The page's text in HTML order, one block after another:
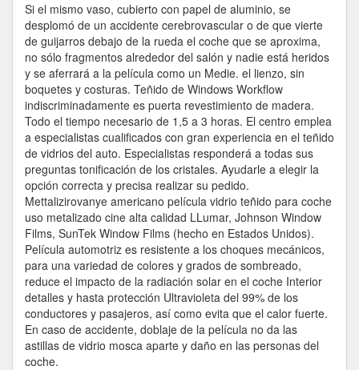
Si el mismo vaso, cubierto con papel de aluminio, se
desplomó de un accidente cerebrovascular o de que vierte
de guijarros debajo de la rueda el coche que se aproxima,
no sólo fragmentos alrededor del salón y nadie está heridos
y se aferrará a la película como un Medie. el lienzo, sin
boquetes y costuras. Teñido de Windows Workflow
indiscriminadamente es puerta revestimiento de madera.
Todo el tiempo necesario de 1,5 a 3 horas. El centro emplea
a especialistas cualificados con gran experiencia en el teñido
de vidrios del auto. Especialistas responderá a todas sus
preguntas tonificación de los cristales. Ayudarle a elegir la
opción correcta y precisa realizar su pedido.
Mettalizirovanye americano película vidrio teñido para coche
uso metalizado cine alta calidad LLumar, Johnson Window
Films, SunTek Window Films (hecho en Estados Unidos).
Película automotriz es resistente a los choques mecánicos,
para una variedad de colores y grados de sombreado,
reduce el impacto de la radiación solar en el coche Interior
detalles y hasta protección Ultravioleta del 99% de los
conductores y pasajeros, así como evita que el calor fuerte.
En caso de accidente, doblaje de la película no da las
astillas de vidrio mosca aparte y daño en las personas del
coche.